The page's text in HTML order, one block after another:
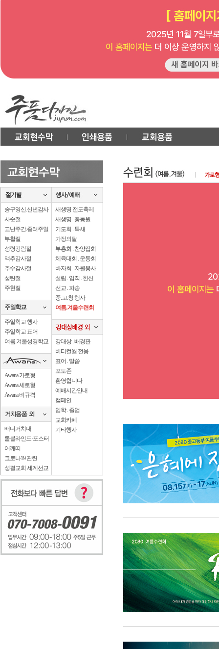
송구영신.신년감사
사순절
고난주간.종려주일
부활절
성령강림절
맥추감사절
추수감사절
성탄절
주현절
주일학교 행사
주일학교 표어
여름.겨울성경학교
Awana 가로형
Awana 세로형
Awana 비규격
배너거치대
롤블라인드·포스터
어깨띠
코로나19 관련
성결교회 세계선교
새생명 전도축제
새생명 . 총동원
기도회 . 특새
가정의달
부흥회 . 찬양집회
체육대회 . 운동회
바자회 . 자원봉사
설립 . 임직 . 헌신
선교 . 파송
중.고.청 행사
여름.겨울수련회
강대상 . 배경판
버티컬월 전용
표어 . 말씀
포토존
환영합니다
예배시간안내
캠페인
입학 . 졸업
교회카페
기타행사